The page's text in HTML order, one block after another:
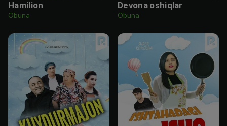
Hamilion
Obuna
Devona oshiqlar
Obuna